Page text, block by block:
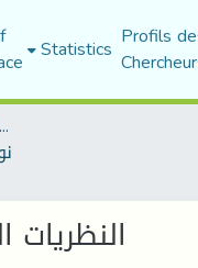
Statistics Profils
Scientific Journals of M'Sila University
النظريات